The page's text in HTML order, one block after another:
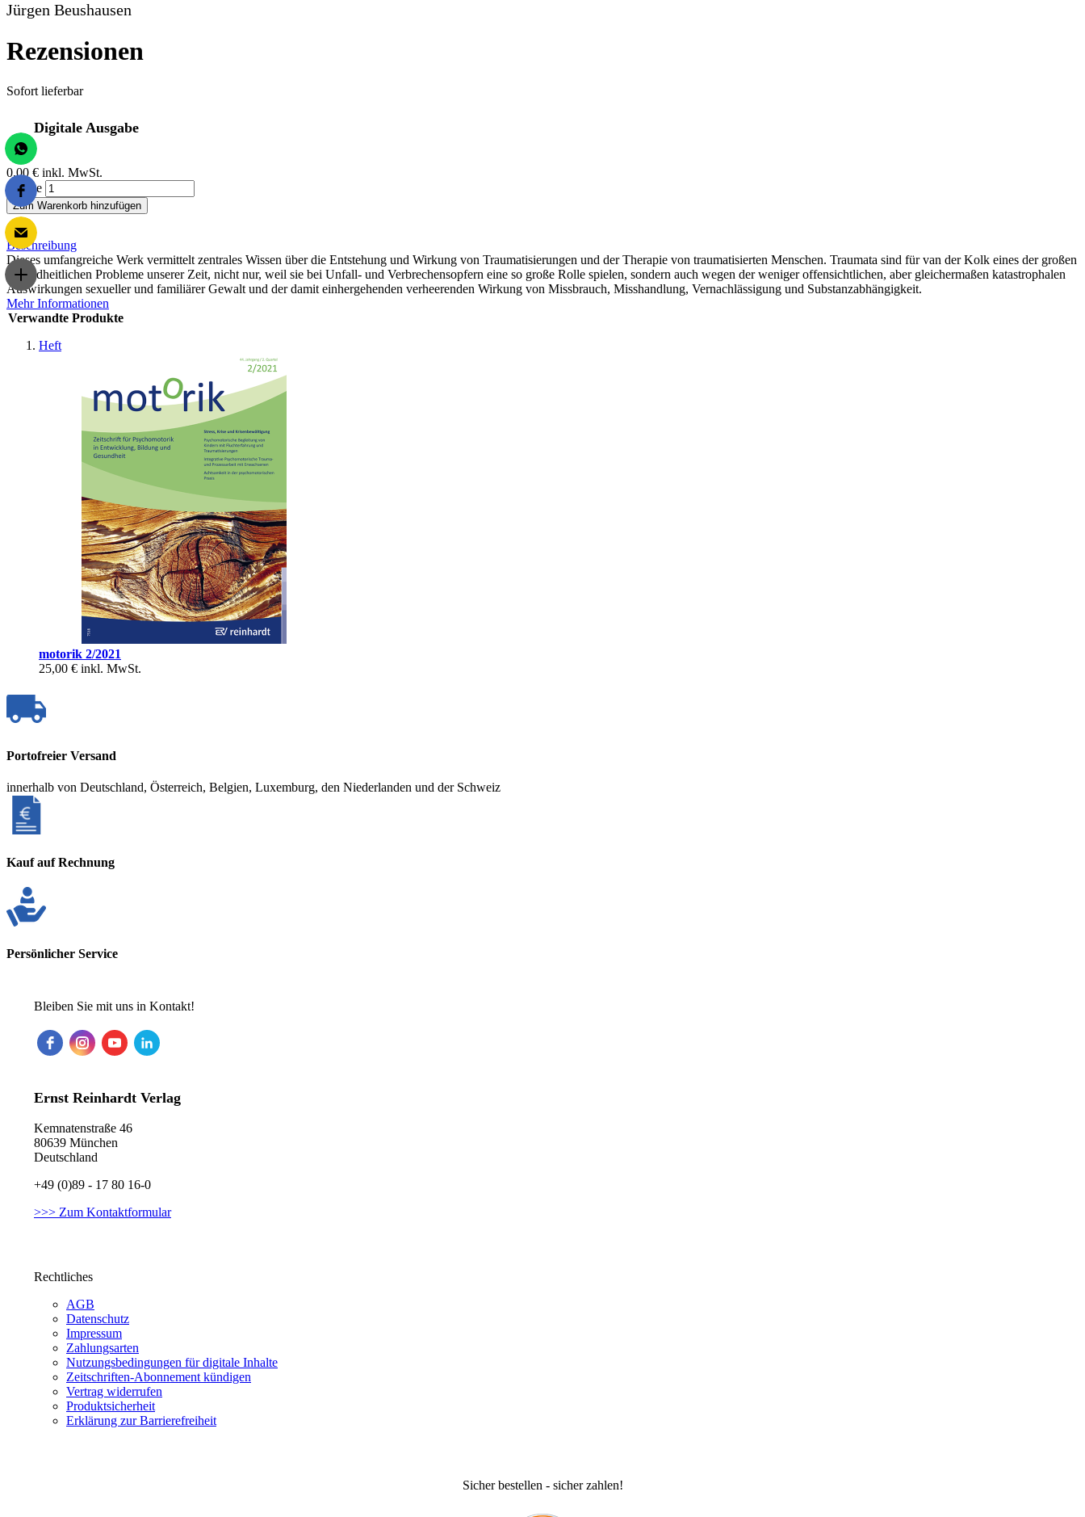
Jürgen Beushausen
Rezensionen
Sofort lieferbar
Digitale Ausgabe
0,00 € inkl. MwSt.
Menge
Zum Warenkorb hinzufügen
Beschreibung
Dieses umfangreiche Werk vermittelt zentrales Wissen über die Entstehung und Wirkung von Traumatisierungen und der Therapie von traumatisierten Menschen. Traumata sind für van der Kolk eines der großen
gesundheitlichen Probleme unserer Zeit, nicht nur, weil sie bei Unfall- und Verbrechensopfern eine so große Rolle spielen, sondern auch wegen der weniger offensichtlichen, aber gleichermaßen katastrophalen
Auswirkungen sexueller und familiärer Gewalt und der damit einhergehenden verheerenden Wirkung von Missbrauch, Misshandlung, Vernachlässigung und Substanzabhängigkeit.
Mehr Informationen
Verwandte Produkte
Heft
motorik 2/2021
25,00 € inkl. MwSt.
Portofreier Versand
innerhalb von Deutschland, Österreich, Belgien, Luxemburg, den Niederlanden und der Schweiz
Kauf auf Rechnung
Persönlicher Service
Bleiben Sie mit uns in Kontakt!
Ernst Reinhardt Verlag
Kemnatenstraße 46
80639 München
Deutschland
+49 (0)89 - 17 80 16-0
>>> Zum Kontaktformular
Rechtliches
AGB
Datenschutz
Impressum
Zahlungsarten
Nutzungsbedingungen für digitale Inhalte
Zeitschriften-Abonnement kündigen
Vertrag widerrufen
Produktsicherheit
Erklärung zur Barrierefreiheit
Sicher bestellen - sicher zahlen!